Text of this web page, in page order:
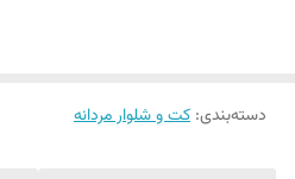
جنس پارچه ترک
دسته‌بندی: کت و شلوار مردانه